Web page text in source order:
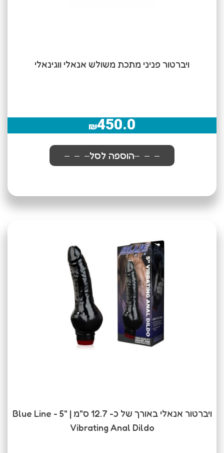
ויברטור פניני מתכת משולש אנאלי ווגינאלי
₪450.0
הוספה לסל
ויברטור אנאלי באורך של כ- 12.7 ס"מ | Blue Line - 5"
Vibrating Anal Dildo